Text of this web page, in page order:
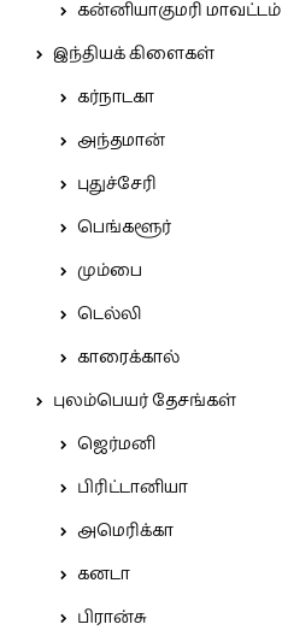
கன்னியாகுமரி மாவட்டம்
இந்தியக் கிளைகள்
கர்நாடகா
அந்தமான்
புதுச்சேரி
பெங்களூர்
மும்பை
டெல்லி
காரைக்கால்
புலம்பெயர் தேசங்கள்
ஜெர்மனி
பிரிட்டானியா
அமெரிக்கா
கனடா
பிரான்சு